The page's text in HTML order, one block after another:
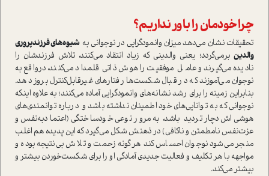
چرا خودمان را باور نداريم؟
تحقیقات نشان می‌دهد ميزان وانمودگرایی در نوجوانی به شیوه‌های فرزندپروری
والدین برمي‌گردد؛ یعنی والدینی که زياد انتقاد مي‌كنند، تلاش فرزندشان را
نادیده می‌گیرند و عامل موفقیت را هوش ذاتی قلمداد می‌کنند، در‌واقع به
نوجوان می‌آموزند که در قبال شکست‌ها رفتارهاي غیرقابل‌کنترل بروز دهد.
بنابراین زمینه را برای رشد نشانه‌های وانمودگرایی آماده می‌کنند؛ به علاوه اینکه
نوجوانی که به توانايي‌هاي خود اطمينان نداشته باشد و درباره توانمندی‌های
هوشی‌اش دچار ترديد باشد، به مرور نوعي خود‌ساختگی (اعتماد‌به‌نفس و
عزت‌نفس نامطمئن و ناكافي) در ذهنش شکل می‌گيرد که این پدیده هم اغلب
منجر می‌شود نوجوان احساس کند هر‌گونه زحمت و تلاش بی‌نتیجه بوده و
مواجهه با هر تکلیف و فعالیت جدیدی آمادگی او را برای شکست‌خوردن بيشتر و
بيشتر مي‌كند.